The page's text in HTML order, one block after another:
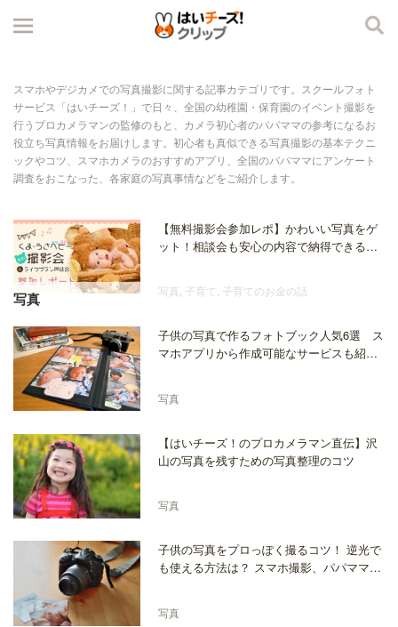
写真
スマホやデジカメでの写真撮影に関する記事カテゴリです。スクールフォト
サービス「はいチーズ！」で日々、全国の幼稚園・保育園のイベント撮影を
行うプロカメラマンの監修のもと、カメラ初心者のパパママの参考になるお
役立ち写真情報をお届けします。初心者も真似できる写真撮影の基本テクニ
ックやコツ、スマホカメラのおすすめアプリ、全国のパパママにアンケート
調査をおこなった、各家庭の写真事情などをご紹介します。
【無料撮影会参加レポ】かわいい写真をゲ
ット！相談会も安心の内容で納得できるワ
写真 ,子育て ,子育てのお金の話
子供の写真で作るフォトブック人気6選 ス
マホアプリから作成可能なサービスも紹
写真
【はいチーズ！のプロカメラマン直伝】沢
山の写真を残すための写真整理のコツ
写真
子供の写真をプロっぽく撮るコツ！ 逆光で
も使える方法は？ スマホ撮影、パパママで
写真